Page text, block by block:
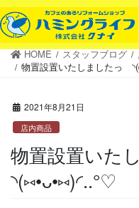
コ
ン
テ
ナ
ビ
ゲ
HOME スタッフブログ
物置設置いたしましたっ
2021年8月21日
店内商品
物置設置いた
◝(⑅•ᴗ•⑅)◜..°♡